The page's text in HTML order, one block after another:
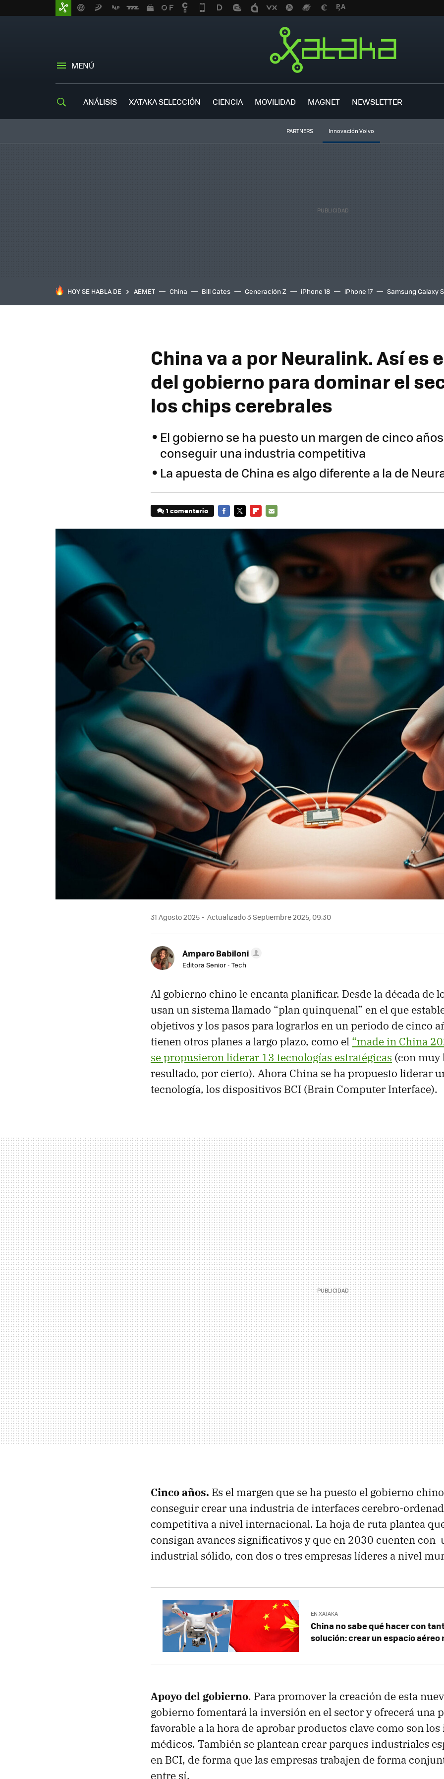
MENÚ
ANÁLISIS XATAKA SELECCIÓN CIENCIA MOVILIDAD MAGNET NEWSLETTER
PARTNERS Innovación Volvo
HOY SE HABLA DE AEMET China Bill Gates Generación Z iPhone 18 iPhone 17 Samsung Galaxy
China va a por Neuralink. Así es
del gobierno para dominar el
los chips cerebrales
El gobierno se ha puesto un margen de cinco
conseguir una industria competitiva
La apuesta de China es algo diferente a la de
1 comentario
31 Agosto 2025 Actualizado 3 Septiembre 2025, 09:30
Amparo Babiloni
Editora Senior - Tech
Al gobierno chino le encanta planificar. Desde la década de
usan un sistema llamado “plan quinquenal” en el que
objetivos y los pasos para lograrlos en un periodo de cinco
tienen otros planes a largo plazo, como el “made in China
se propusieron liderar 13 tecnologías estratégicas (con muy
resultado, por cierto). Ahora China se ha propuesto liderar
tecnología, los dispositivos BCI (Brain Computer Interface).
Cinco años. Es el margen que se ha puesto el gobierno
conseguir crear una industria de interfaces cerebro-
competitiva a nivel internacional. La hoja de ruta plantea
consigan avances significativos y que en 2030 cuenten con
industrial sólido, con dos o tres empresas líderes a nivel
EN XATAKA
China no sabe qué hacer con
solución: crear un espacio aéreo
Apoyo del gobierno. Para promover la creación de esta
gobierno fomentará la inversión en el sector y ofrecerá una
favorable a la hora de aprobar productos clave como son
médicos. También se plantean crear parques industriales
en BCI, de forma que las empresas trabajen de forma
entre sí.